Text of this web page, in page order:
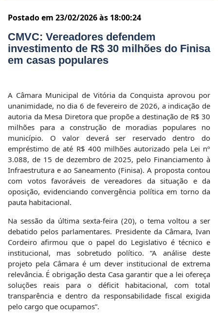
Postado em 23/02/2026 às 18:00:24
CMVC: Vereadores defendem
investimento de R$ 30 milhões do Finisa
em casas populares
A Câmara Municipal de Vitória da Conquista aprovou por
unanimidade, no dia 6 de fevereiro de 2026, a indicação de
autoria da Mesa Diretora que propõe a destinação de R$ 30
milhões para a construção de moradias populares no
município. O valor deverá ser reservado dentro do
empréstimo de até R$ 400 milhões autorizado pela Lei nº
3.088, de 15 de dezembro de 2025, pelo Financiamento à
Infraestrutura e ao Saneamento (Finisa). A proposta contou
com votos favoráveis de vereadores da situação e da
oposição, evidenciando convergência política em torno da
pauta habitacional.
Na sessão da última sexta-feira (20), o tema voltou a ser
debatido pelos parlamentares. Presidente da Câmara, Ivan
Cordeiro afirmou que o papel do Legislativo é técnico e
institucional, mas sobretudo político. “A análise deste
projeto pela Câmara é um dever institucional de extrema
relevância. É obrigação desta Casa garantir que a lei ofereça
soluções reais para o déficit habitacional, com total
transparência e dentro da responsabilidade fiscal exigida
pelo cargo que ocupamos”.